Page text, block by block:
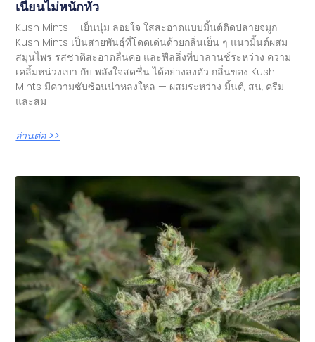
เนียนไม่หนักหัว
Kush Mints – เย็นนุ่ม ลอยใจ ใสสะอาดแบบมิ้นต์ติดปลายจมูก
Kush Mints เป็นสายพันธุ์ที่โดดเด่นด้วยกลิ่นเย็น ๆ แนวมิ้นต์ผสม
สมุนไพร รสชาติสะอาดลื่นคอ และฟีลลิ่งที่บาลานซ์ระหว่าง ความ
เคลิ้มหน่วงเบา กับ พลังใจสดชื่น ได้อย่างลงตัว กลิ่นของ Kush
Mints มีความซับซ้อนน่าหลงใหล — ผสมระหว่าง มิ้นต์, สน, ครีม
และสม
อ่านต่อ >>